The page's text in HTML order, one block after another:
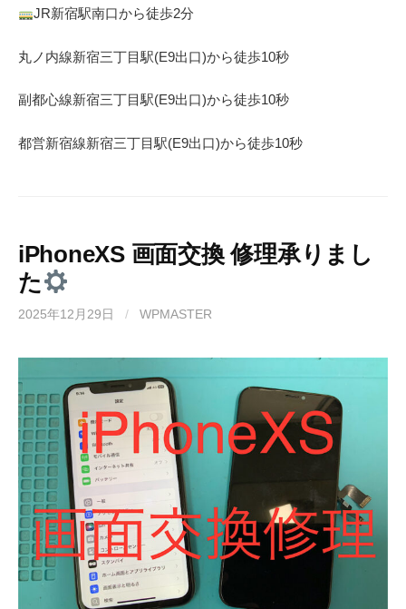
JR新宿駅南口から徒歩2分
丸ノ内線新宿三丁目駅(E9出口)から徒歩10秒
副都心線新宿三丁目駅(E9出口)から徒歩10秒
都営新宿線新宿三丁目駅(E9出口)から徒歩10秒
iPhoneXS 画面交換 修理承りまし
た
2025年12月29日 / WPMASTER